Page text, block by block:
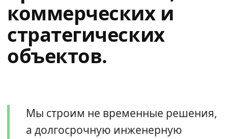
коммерческих и
стратегических
объектов.
Мы строим не временные решения,
а долгосрочную инженерную